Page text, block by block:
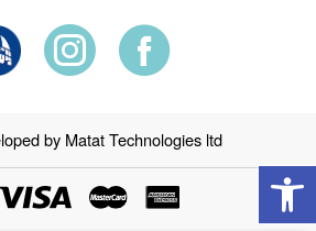
by Matat Technologies ltd
פתח סרגל נגישות